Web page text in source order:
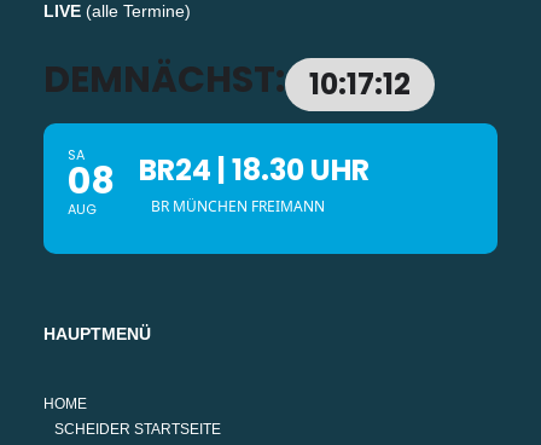
LIVE (alle Termine)
DEMNÄCHST: 10:17:12
SA
08
AUG
BR24 | 18.30 UHR
BR MÜNCHEN FREIMANN
HAUPTMENÜ
HOME
SCHEIDER STARTSEITE